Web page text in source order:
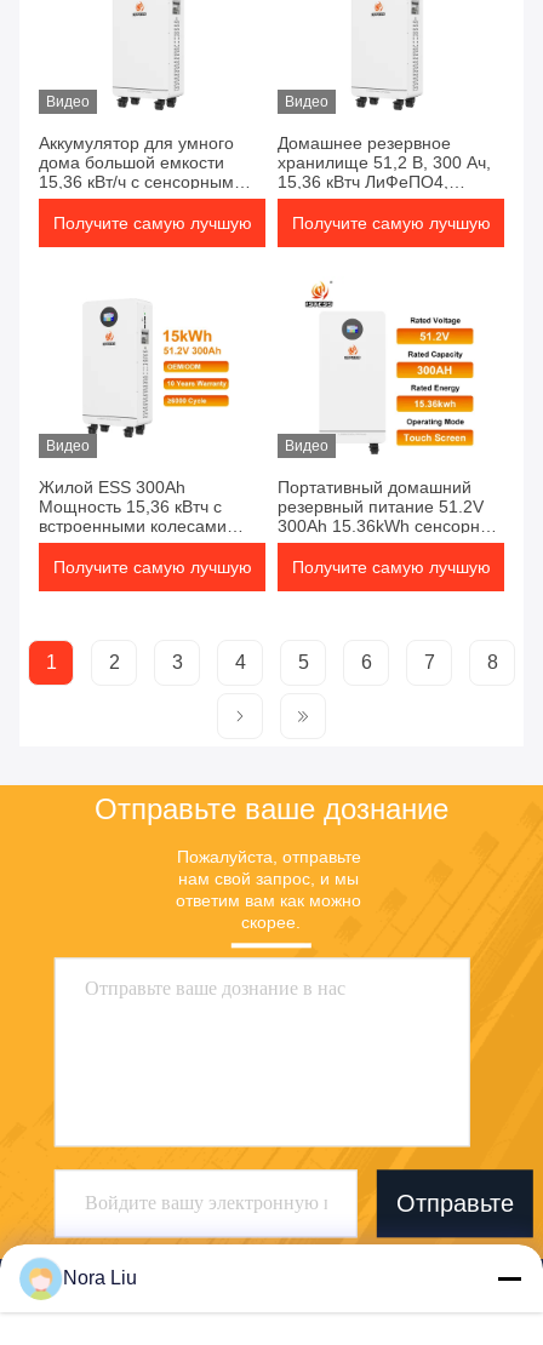
Видео
Аккумулятор для умного
дома большой емкости
15,36 кВт/ч с сенсорным
экраном на колесах
Монитор в реальном
Получите самую лучшую
Видео
Домашнее резервное
хранилище 51,2 В, 300 Ач,
15,36 кВтч ЛиФеПО4,
широкий температурный
диапазон, долгий срок
Получите самую лучшую
Видео
Жилой ESS 300Ah
Мощность 15,36 кВтч с
встроенными колесами
Легкая установка Высокая
эффективность
Получите самую лучшую
Видео
Портативный домашний
резервный питание 51.2V
300Ah 15.36kWh сенсорный
экран дистанционное
наблюдение надежно
Получите самую лучшую
1 2 3 4 5 6 7 8
Отправьте ваше дознание
Пожалуйста, отправьте
нам свой запрос, и мы
ответим вам как можно
скорее.
Отправьте
Nora Liu